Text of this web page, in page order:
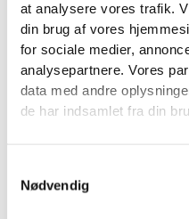
at analysere vores trafik.
din brug af vores
for sociale medier,
analysepartnere. Vores
data med andre
de har indsamlet fra din
Nødvendig
Hastighed og
billeder, undgå
caching.
Mobil først:
knapper og
Indeksering :
Strukturerede data